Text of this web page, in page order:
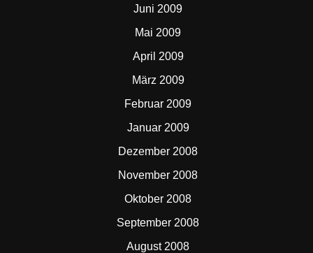
Juni 2009
Mai 2009
April 2009
März 2009
Februar 2009
Januar 2009
Dezember 2008
November 2008
Oktober 2008
September 2008
August 2008